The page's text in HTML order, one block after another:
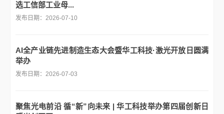
选工信部工业母...
发布日期：2026-07-10
AI全产业链先进制造生态大会暨华工科技·激光开放日圆满
举办
发布日期：2026-07-03
聚焦光电前沿 循“新”向未来 | 华工科技举办第四届创新日